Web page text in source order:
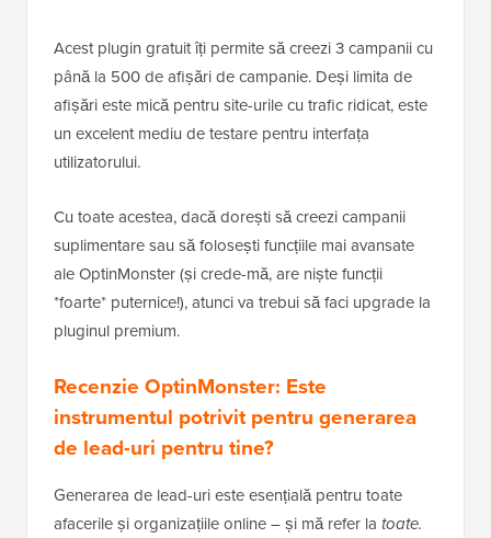
Acest plugin gratuit îți permite să creezi 3 campanii cu
până la 500 de afișări de campanie. Deși limita de
afișări este mică pentru site-urile cu trafic ridicat, este
un excelent mediu de testare pentru interfața
utilizatorului.
Cu toate acestea, dacă dorești să creezi campanii
suplimentare sau să folosești funcțiile mai avansate
ale OptinMonster (și crede-mă, are niște funcții
*foarte* puternice!), atunci va trebui să faci upgrade la
pluginul premium.
Recenzie OptinMonster: Este
instrumentul potrivit pentru generarea
de lead-uri pentru tine?
Generarea de lead-uri este esențială pentru toate
afacerile și organizațiile online – și mă refer la toate.